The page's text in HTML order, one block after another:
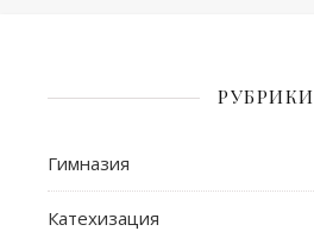
РУБРИКИ
Гимназия
Катехизация